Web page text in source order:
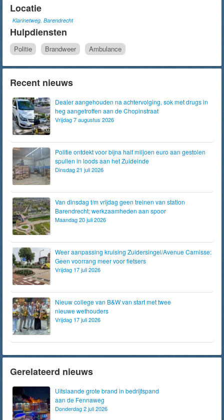
Locatie
Klarinetweg, Barendrecht
Hulpdiensten
Politie Brandweer Ambulance
Recent nieuws
Dealer aangehouden na achtervolging, sok met drugs in
heg aangetroffen aan de Chopinstraat
Vrijdag 7 augustus 2026
Politie ontdekt voor bijna half miljoen euro aan gestolen
spullen in loods aan het Zuideinde
Dinsdag 21 juli 2026
Van dinsdag t/m vrijdag geen treinen van station
Barendrecht; werkzaamheden aan spoor
Maandag 20 juli 2026
Weer aanpassing kruising Zuidersingel/Avenue Carnisse:
Geen voorrang meer voor fietsers
Vrijdag 17 juli 2026
Nieuw college van B&W van start met twee
nieuwe wethouders
Vrijdag 17 juli 2026
Gerelateerd nieuws
Uitslaande grote brand in bedrijfspand
aan de Fennaweg
Donderdag 2 juli 2026